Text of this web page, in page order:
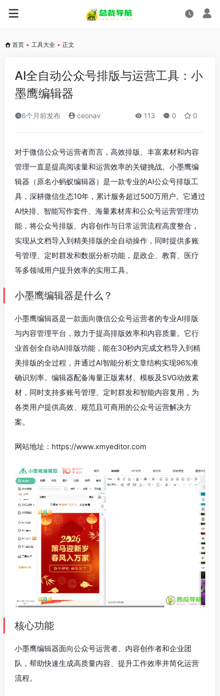
首页 • 工具大全 • 正文
AI全自动公众号排版与运营工具：小
墨鹰编辑器
6个月前发布 ceonav 113 0 0
对于微信公众号运营者而言，高效排版、丰富素材和内容
管理一直是提高阅读量和运营效率的关键挑战。小墨鹰编
辑器（原名小蚂蚁编辑器）是一款专业的AI公众号排版工
具，深耕微信生态10年，累计服务超过500万用户。它通过
AI快排、智能写作套件、海量素材库和公众号运营管理功
能，将公众号排版、内容创作与日常运营流程高度整合，
实现从文档导入到精美排版的全自动操作，同时提供多账
号管理、定时群发和数据分析功能，是政企、教育、医疗
等多领域用户提升效率的实用工具。
小墨鹰编辑器是什么？
小墨鹰编辑器是一款面向微信公众号运营者的专业AI排版
与内容管理平台，致力于提高排版效率和内容质量。它行
业首创全自动AI排版功能，能在30秒内完成文档导入到精
美排版的全过程，并通过AI智能分析文章结构实现96%准
确识别率。编辑器配备海量正版素材、模板及SVG动效素
材，同时支持多账号管理、定时群发和智能内容复用，为
各类用户提供高效、规范且可商用的公众号运营解决方
案。
网站地址：https://www.xmyeditor.com
核心功能
小墨鹰编辑器面向公众号运营者、内容创作者和企业团
队，帮助快速生成高质量内容、提升工作效率并简化运营
流程。